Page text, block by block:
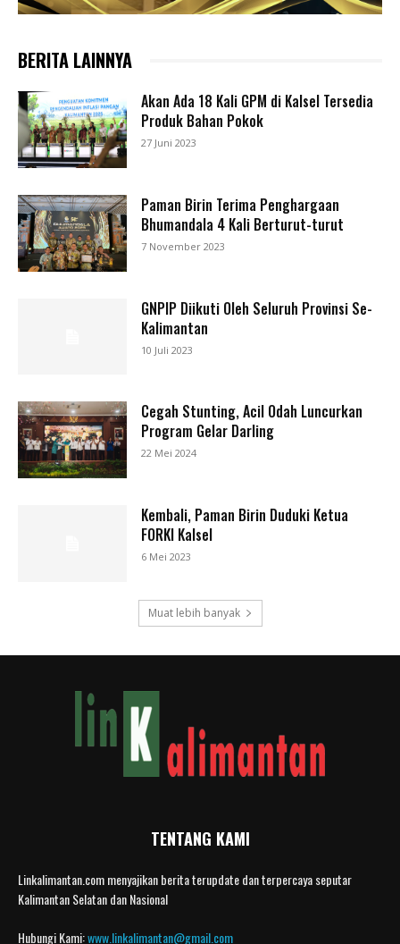
BERITA LAINNYA
Akan Ada 18 Kali GPM di Kalsel Tersedia
Produk Bahan Pokok
27 Juni 2023
Paman Birin Terima Penghargaan
Bhumandala 4 Kali Berturut-turut
7 November 2023
GNPIP Diikuti Oleh Seluruh Provinsi Se-
Kalimantan
10 Juli 2023
Cegah Stunting, Acil Odah Luncurkan
Program Gelar Darling
22 Mei 2024
Kembali, Paman Birin Duduki Ketua
FORKI Kalsel
6 Mei 2023
Muat lebih banyak
TENTANG KAMI
Linkalimantan.com menyajikan berita terupdate dan terpercaya seputar
Kalimantan Selatan dan Nasional
Hubungi Kami:www.linkalimantan@gmail.com